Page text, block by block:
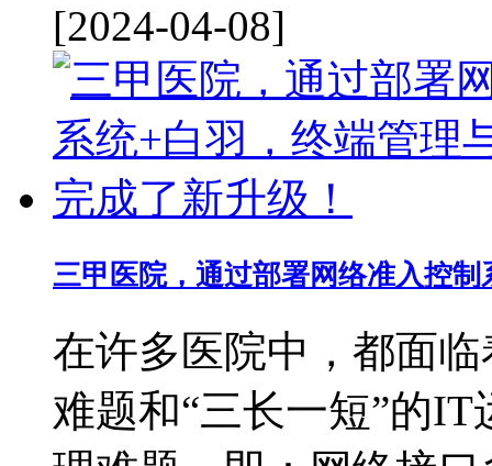
[2024-04-08]
三甲医院，通过部署网络准入控
在许多医院中，都面
难题和“三长一短”的